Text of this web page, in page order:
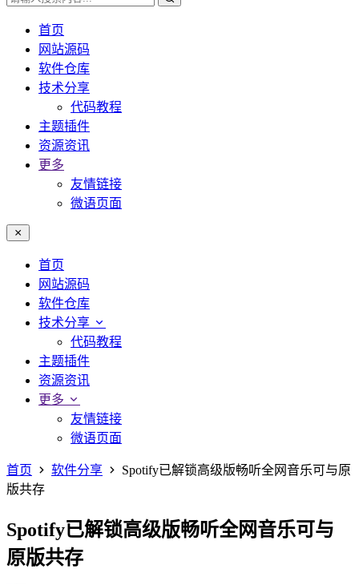
首页
网站源码
软件仓库
技术分享
代码教程
主题插件
资源资讯
更多
友情链接
微语页面
首页
网站源码
软件仓库
技术分享
代码教程
主题插件
资源资讯
更多
友情链接
微语页面
首页 软件分享
Spotify已解锁高级版畅听全网音乐可与原
版共存
Spotify已解锁高级版畅听全网音乐可与
原版共存